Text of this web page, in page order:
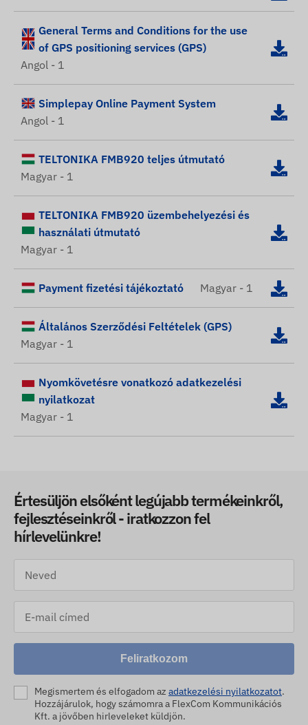
General Terms and Conditions for the use
of GPS positioning services (GPS)
Angol - 1
Simplepay Online Payment System
Angol - 1
TELTONIKA FMB920 teljes útmutató
Magyar - 1
TELTONIKA FMB920 üzembehelyezési és
használati útmutató
Magyar - 1
Payment fizetési tájékoztató Magyar - 1
Általános Szerződési Feltételek (GPS)
Magyar - 1
Nyomkövetésre vonatkozó adatkezelési
nyilatkozat
Magyar - 1
Értesüljön elsőként legújabb termékeinkről,
fejlesztéseinkről - iratkozzon fel
hírlevelünkre!
Feliratkozom
Megismertem és elfogadom az adatkezelési nyilatkozatot.
Hozzájárulok, hogy számomra a FlexCom Kommunikációs
Kft. a jövőben hirleveleket küldjön.